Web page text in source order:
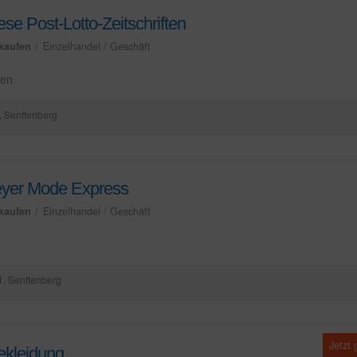
Post-Lotto-Zeitschriften
Einzelhandel / Geschäft
Senftenberg
Mode Express
Einzelhandel / Geschäft
Senftenberg
Jetzt